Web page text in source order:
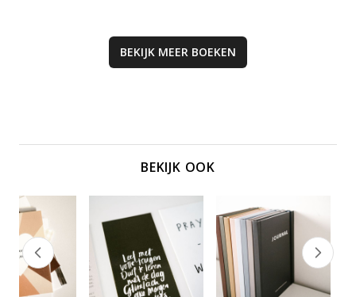
BEKIJK MEER BOEKEN
BEKIJK OOK